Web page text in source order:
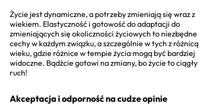
Życie jest dynamiczne, a potrzeby zmieniają się wraz z
wiekiem. Elastyczność i gotowość do adaptacji do
zmieniających się okoliczności życiowych to niezbędne
cechy w każdym związku, a szczególnie w tych z różnicą
wieku, gdzie różnice w tempie życia mogą być bardziej
widoczne. Bądźcie gotowi na zmiany, bo życie to ciągły
ruch!
Akceptacja i odporność na cudze opinie